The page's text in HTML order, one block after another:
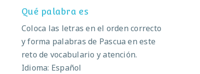
Qué palabra es
Coloca las letras en el orden correcto
y forma palabras de Pascua en este
reto de vocabulario y atención.
Idioma: Español